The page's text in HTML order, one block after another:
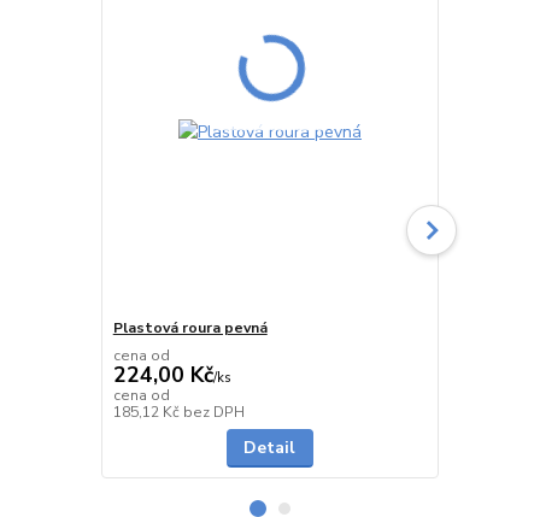
Plastová roura pevná
cena od
224,00 Kč/ks
cena od
185,12 Kč bez DPH
Detail